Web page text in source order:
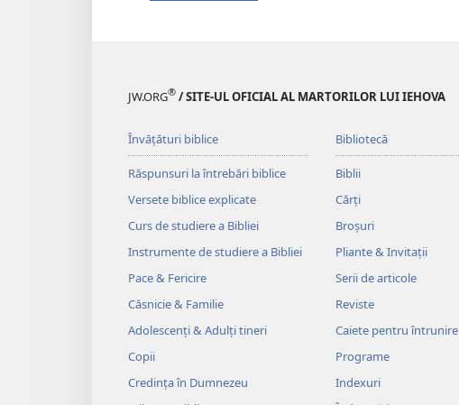
JW.ORG® / SITE-UL OFICIAL AL MARTORILOR LUI IEHOVA
Învățături biblice
Răspunsuri la întrebări biblice
Versete biblice explicate
Curs de studiere a Bibliei
Instrumente de studiere a Bibliei
Pace & Fericire
Căsnicie & Familie
Adolescenți & Adulți tineri
Copii
Credința în Dumnezeu
Bibliotecă
Biblii
Cărți
Broșuri
Pliante & Invitații
Serii de articole
Reviste
Caiete pentru întrunire
Programe
Indexuri